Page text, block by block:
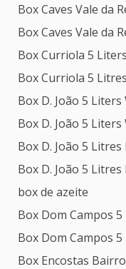
Box Caves Vale da
Box Caves Vale da
Box Curriola 5
Box Curriola 5
Box D. João 5 Liters
Box D. João 5 Liters
Box D. João 5 Litres
Box D. João 5 Litres
box de azeite
Box Dom Campos
Box Dom Campos
Box Encostas